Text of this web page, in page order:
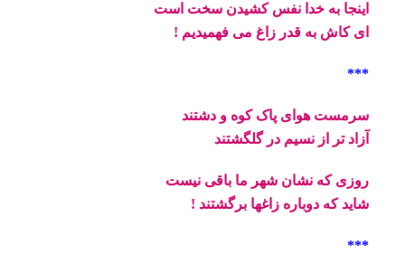
اینجا به خدا نفس کشیدن سخت است
ای کاش به قدر زاغ می فهمیدیم !
***
سرمست هوای پاک کوه و دشتند
آزاد تر از نسیم در گلگشتند
روزی که نشان شهر ما باقی نیست
شاید که دوباره زاغها برگشتند !
***